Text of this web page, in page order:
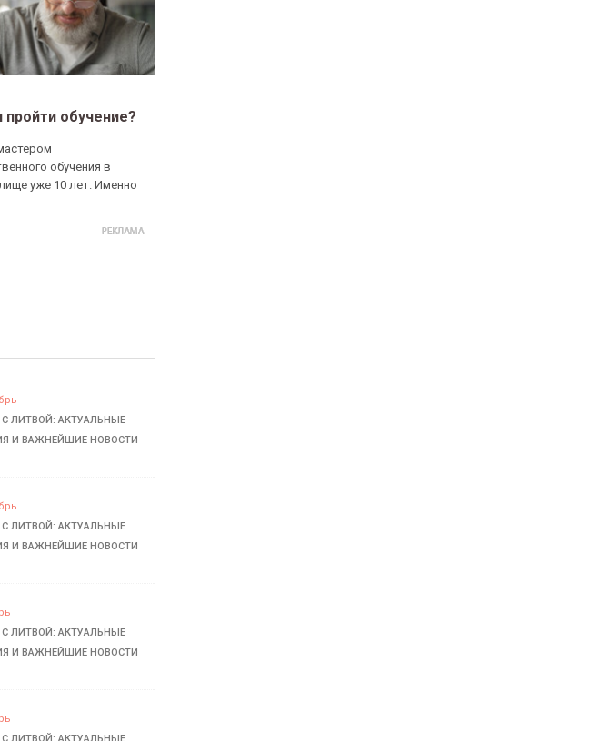
пройти обучение?
обучения в
уже 10 лет. Именно
С ЛИТВОЙ: АКТУАЛЬНЫЕ
И ВАЖНЕЙШИЕ НОВОСТИ
С ЛИТВОЙ: АКТУАЛЬНЫЕ
И ВАЖНЕЙШИЕ НОВОСТИ
С ЛИТВОЙ: АКТУАЛЬНЫЕ
И ВАЖНЕЙШИЕ НОВОСТИ